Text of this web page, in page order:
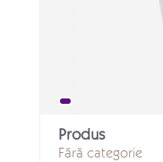
Produs
Fără categorie